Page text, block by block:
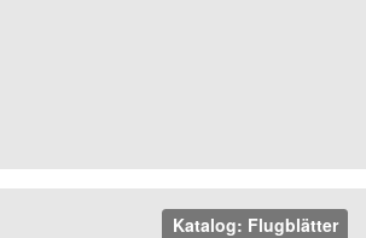
Katalog: Flugblätter